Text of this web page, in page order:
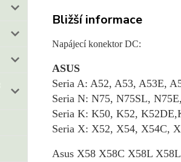
Bližší informace
Napájecí konektor DC:
ASUS
Seria A: A52, A53, A53E,
Seria N: N75, N75SL,
Seria K: K50, K52,
Seria X: X52, X54, X54C,
Asus X58 X58C X58L